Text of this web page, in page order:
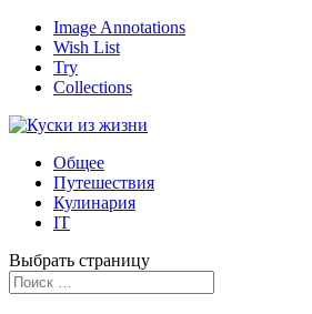
Image Annotations
Wish List
Try
Collections
Общее
Путешествия
Кулинария
IT
Выбрать страницу